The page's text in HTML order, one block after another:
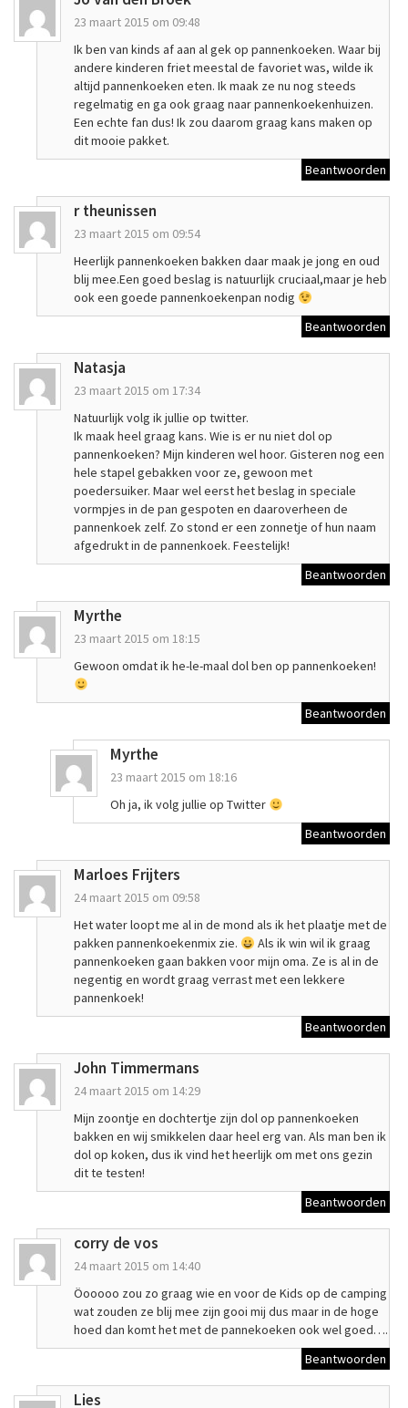
23 maart 2015 om 09:48
Ik ben van kinds af aan al gek op pannenkoeken. Waar bij
andere kinderen friet meestal de favoriet was, wilde ik
altijd pannenkoeken eten. Ik maak ze nu nog steeds
regelmatig en ga ook graag naar pannenkoekenhuizen.
Een echte fan dus! Ik zou daarom graag kans maken op
dit mooie pakket.
Beantwoorden
r theunissen
23 maart 2015 om 09:54
Heerlijk pannenkoeken bakken daar maak je jong en oud
blij mee.Een goed beslag is natuurlijk cruciaal,maar je heb
ook een goede pannenkoekenpan nodig
Beantwoorden
Natasja
23 maart 2015 om 17:34
Natuurlijk volg ik jullie op twitter.
Ik maak heel graag kans. Wie is er nu niet dol op
pannenkoeken? Mijn kinderen wel hoor. Gisteren nog een
hele stapel gebakken voor ze, gewoon met
poedersuiker. Maar wel eerst het beslag in speciale
vormpjes in de pan gespoten en daaroverheen de
pannenkoek zelf. Zo stond er een zonnetje of hun naam
afgedrukt in de pannenkoek. Feestelijk!
Beantwoorden
Myrthe
23 maart 2015 om 18:15
Gewoon omdat ik he-le-maal dol ben op pannenkoeken!
Beantwoorden
Myrthe
23 maart 2015 om 18:16
Oh ja, ik volg jullie op Twitter
Beantwoorden
Marloes Frijters
24 maart 2015 om 09:58
Het water loopt me al in de mond als ik het plaatje met de
pakken pannenkoekenmix zie.
Als ik win wil ik graag
pannenkoeken gaan bakken voor mijn oma. Ze is al in de
negentig en wordt graag verrast met een lekkere
pannenkoek!
Beantwoorden
John Timmermans
24 maart 2015 om 14:29
Mijn zoontje en dochtertje zijn dol op pannenkoeken
bakken en wij smikkelen daar heel erg van. Als man ben ik
dol op koken, dus ik vind het heerlijk om met ons gezin
dit te testen!
Beantwoorden
corry de vos
24 maart 2015 om 14:40
Öooooo zou zo graag wie en voor de Kids op de camping
wat zouden ze blij mee zijn gooi mij dus maar in de hoge
hoed dan komt het met de pannekoeken ook wel goed….
Beantwoorden
Lies